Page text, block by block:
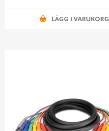
LÄGG I VARUKORG